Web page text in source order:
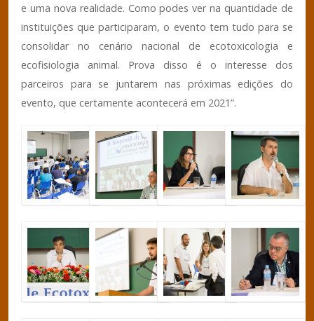
e uma nova realidade. Como podes ver na quantidade de
instituições que participaram, o evento tem tudo para se
consolidar no cenário nacional de ecotoxicologia e
ecofisiologia animal. Prova disso é o interesse dos
parceiros para se juntarem nas próximas edições do
evento, que certamente acontecerá em 2021”.